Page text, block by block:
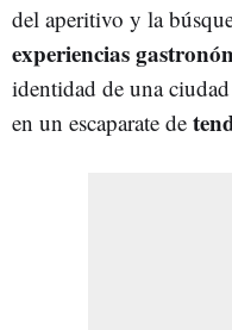
del aperitivo y la
experiencias
identidad de una
en un escaparate de